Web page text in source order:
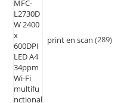
print en scan 289